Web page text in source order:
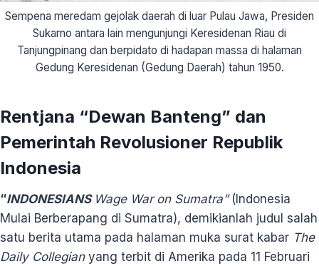
Sempena meredam gejolak daerah di luar Pulau Jawa, Presiden
Sukarno antara lain mengunjungi Keresidenan Riau di
Tanjungpinang dan berpidato di hadapan massa di halaman
Gedung Keresidenan (Gedung Daerah) tahun 1950.
Rentjana “Dewan Banteng” dan
Pemerintah Revolusioner Republik
Indonesia
“INDONESIANS Wage War on Sumatra”(Indonesia
Mulai Berberapang di Sumatra), demikianlah judul salah
satu berita utama pada halaman muka surat kabar The
Daily Collegianyang terbit di Amerika pada 11 Februari